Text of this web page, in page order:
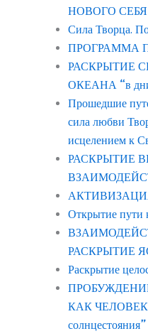
НОВОГО СЕБЯ
Сила Творца.
ПРОГРАММА
РАСКРЫТИЕ
ОКЕАНА “в дни
Прошедшие
сила любви
исцелением к
РАСКРЫТИЕ
Открытие пути
РАСКРЫТИЕ
Раскрытие
КАК ЧЕЛОВЕКА
солнцестояния”